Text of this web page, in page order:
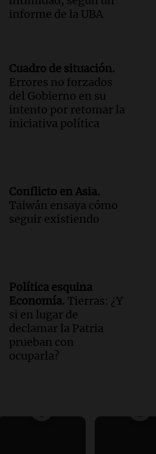
informe de la UBA
Cuadro de situación.
Errores no forzados
del Gobierno en su
intento por retomar la
iniciativa política
Conflicto en Asia.
Taiwán ensaya cómo
seguir existiendo
Política esquina
Economía. Tierras: ¿Y
si en lugar de
declamar la Patria
prueban con
ocuparla?